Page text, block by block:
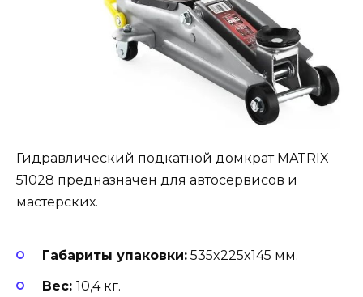
Гидравлический подкатной домкрат MATRIX
51028 предназначен для автосервисов и
мастерских.
Габариты упаковки: 535x225x145 мм.
Вес: 10,4 кг.